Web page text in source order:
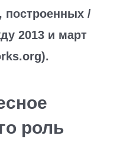
построенных /
2013 и март
роль